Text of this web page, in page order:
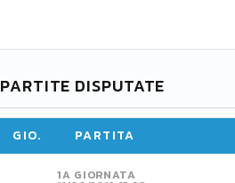
PARTITE DISPUTATE
GIO. PARTITA
1A GIORNATA